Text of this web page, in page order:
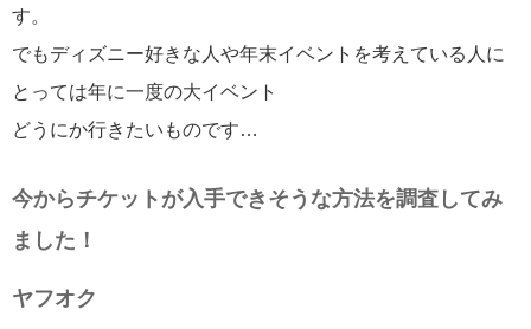
す。
でもディズニー好きな人や年末イベントを考えている人に
とっては年に一度の大イベント
どうにか行きたいものです…
今からチケットが入手できそうな方法を調査してみ
ました！
ヤフオク